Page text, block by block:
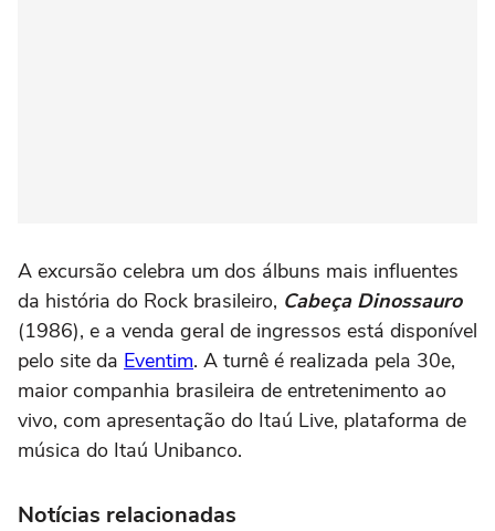
A excursão celebra um dos álbuns mais influentes
da história do Rock brasileiro, Cabeça Dinossauro
(1986), e a venda geral de ingressos está disponível
pelo site da Eventim. A turnê é realizada pela 30e,
maior companhia brasileira de entretenimento ao
vivo, com apresentação do Itaú Live, plataforma de
música do Itaú Unibanco.
Notícias relacionadas